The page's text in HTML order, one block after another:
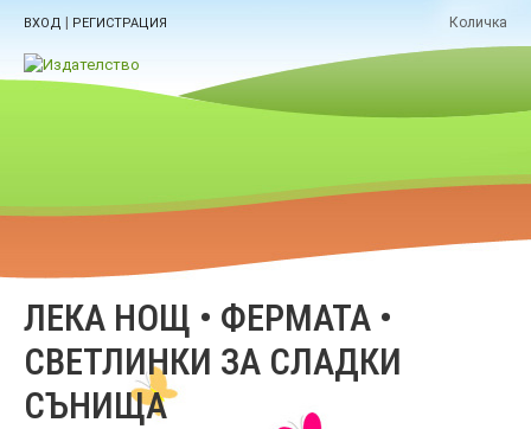
ВХОД | РЕГИСТРАЦИЯ Количка
ЛЕКА НОЩ • ФЕРМАТА •
СВЕТЛИНКИ ЗА СЛАДКИ
СЪНИЩА